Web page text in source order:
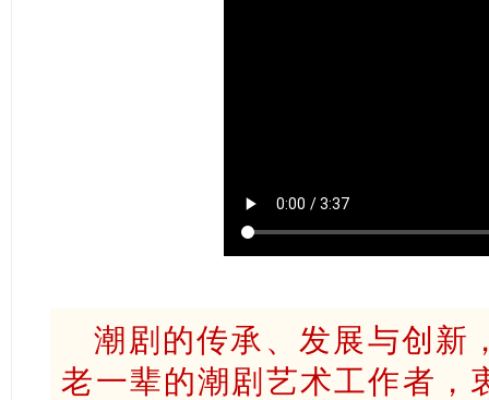
潮剧的传承、发展与创新
老一辈的潮剧艺术工作者，